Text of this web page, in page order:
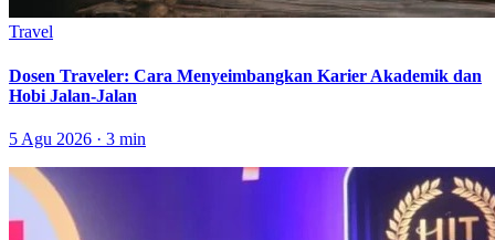
Travel
Dosen Traveler: Cara Menyeimbangkan Karier Akademik dan
Hobi Jalan-Jalan
5 Agu 2026 · 3 min